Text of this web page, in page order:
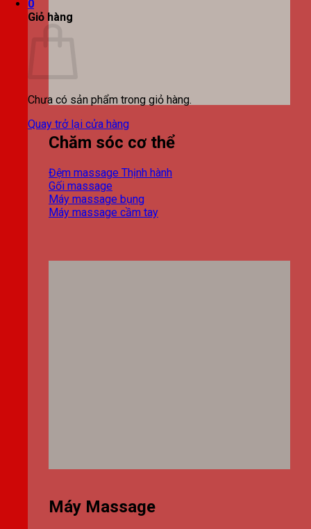
0
Giỏ hàng
Chưa có sản phẩm trong giỏ hàng.
Quay trở lại cửa hàng
Chăm sóc cơ thể
Đệm massage
Gối massage
Máy massage bụng
Máy massage cầm tay
Máy Massage